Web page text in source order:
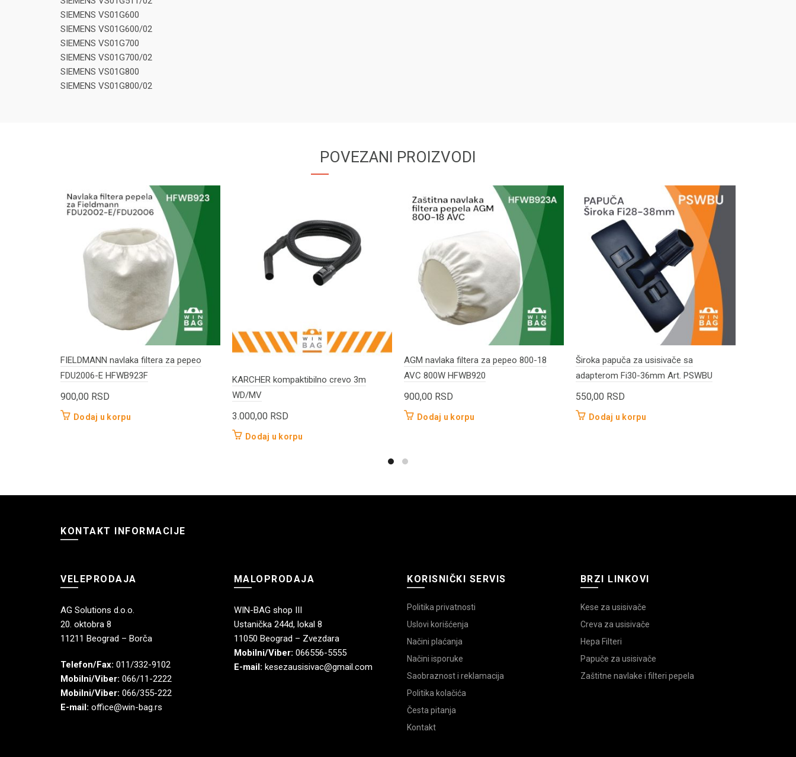
SIEMENS VS01G600
SIEMENS VS01G600/02
SIEMENS VS01G700
SIEMENS VS01G700/02
SIEMENS VS01G800
SIEMENS VS01G800/02
POVEZANI PROIZVODI
FIELDMANN navlaka filtera za pepeo
FDU2006-E HFWB923F
900,00 RSD
Dodaj u korpu
KARCHER kompaktibilno crevo 3m
WD/MV
3.000,00 RSD
Dodaj u korpu
AGM navlaka filtera za pepeo 800-18
AVC 800W HFWB920
900,00 RSD
Dodaj u korpu
Široka papuča za usisivače sa
adapterom Fi30-36mm Art. PSWBU
550,00 RSD
Dodaj u korpu
KONTAKT INFORMACIJE
VELEPRODAJA
AG Solutions d.o.o.
20. oktobra 8
11211 Beograd – Borča
Telefon/Fax: 011/332-9102
Mobilni/Viber: 066/11-2222
Mobilni/Viber: 066/355-222
E-mail: office@win-bag.rs
MALOPRODAJA
WIN-BAG shop III
Ustanička 244d, lokal 8
11050 Beograd – Zvezdara
Mobilni/Viber: 066556-5555
E-mail: kesezausisivac@gmail.com
KORISNIČKI SERVIS
Politika privatnosti
Uslovi korišćenja
Načini plaćanja
Načini isporuke
Saobraznost i reklamacija
Politika kolačića
Česta pitanja
Kontakt
BRZI LINKOVI
Kese za usisivače
Creva za usisivače
Hepa Filteri
Papuče za usisivače
Zaštitne navlake i filteri pepela